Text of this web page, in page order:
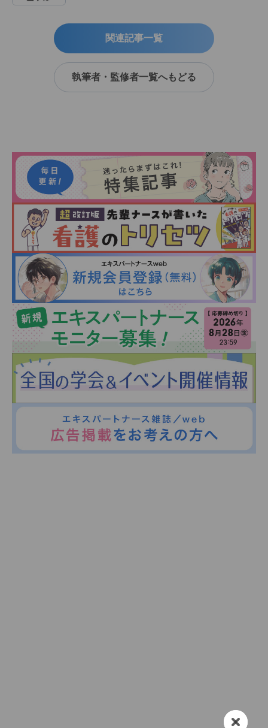
関連記事一覧
執筆者・監修者一覧へもどる